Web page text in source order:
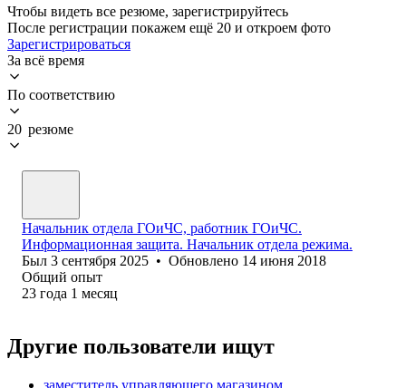
Чтобы видеть все резюме, зарегистрируйтесь
После регистрации покажем ещё 20 и откроем фото
Зарегистрироваться
За всё время
По соответствию
20 резюме
Начальник отдела ГОиЧС, работник ГОиЧС.
Информационная защита. Начальник отдела режима.
Был 3 сентября 2025 • Обновлено 14 июня 2018
Общий опыт
23 года 1 месяц
Другие пользователи ищут
заместитель управляющего магазином